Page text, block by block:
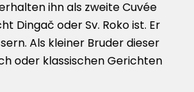
ihn als zweite Cuvée
Dingač oder Sv. Roko ist. Er
Als kleiner Bruder dieser
oder klassischen Gerichten